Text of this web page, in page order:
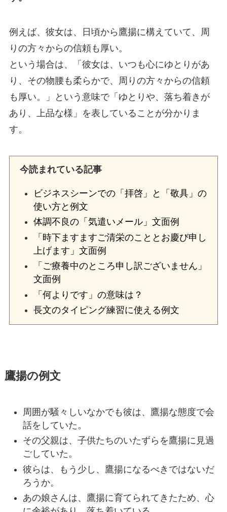
例えば、彼女は、日頃から鷹揚に構えていて、周
りの方々からの信頼も厚い。
という場合は、「彼女は、いつも心にゆとりがあ
り、その物腰も柔らかで、周りの方々からの信頼
も厚い。」という意味で「ゆとりや、落ち着きが
あり、上品な様」を表していることが分かりま
す。
今読まれている記事
ビジネスシーンでの「拝啓」と「敬具」の
使い方と例文
体調不良の「気遣いメール」文面例
「時下ますますご清栄のこととお慶び申し
上げます」文面例
「ご療養中のところ申し訳ございません」
文面例
「何よりです」の意味は？
長文のタイピング練習に使える例文
鷹揚の例文
周囲が騒々しいなかでも彼は、鷹揚な態度で会
話をしていた。
その父親は、子供たちのいたずらを鷹揚に見過
ごしていた。
彼らは、もう少し、鷹揚になるべきではないだ
ろうか。
あの娘さんは、鷹揚に育てられてきたため、心